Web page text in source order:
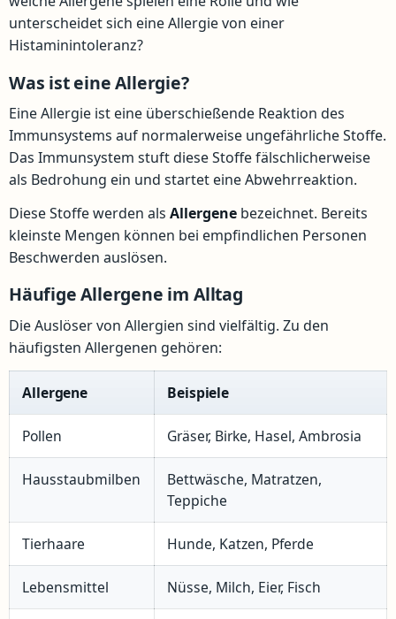
unterscheidet sich eine Allergie von einer
Histaminintoleranz?
Was ist eine Allergie?
Eine Allergie ist eine überschießende Reaktion des
Immunsystems auf normalerweise ungefährliche Stoffe.
Das Immunsystem stuft diese Stoffe fälschlicherweise
als Bedrohung ein und startet eine Abwehrreaktion.
Diese Stoffe werden als Allergene bezeichnet. Bereits
kleinste Mengen können bei empfindlichen Personen
Beschwerden auslösen.
Häufige Allergene im Alltag
Die Auslöser von Allergien sind vielfältig. Zu den
häufigsten Allergenen gehören:
Allergene Beispiele
Pollen Gräser, Birke, Hasel, Ambrosia
Hausstaubmilben
Bettwäsche, Matratzen,
Teppiche
Tierhaare Hunde, Katzen, Pferde
Lebensmittel Nüsse, Milch, Eier, Fisch